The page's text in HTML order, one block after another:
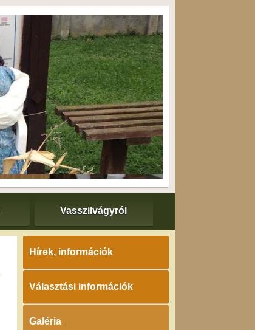
Vasszilvágyról
Hírek, információk
Választási információk
Galéria